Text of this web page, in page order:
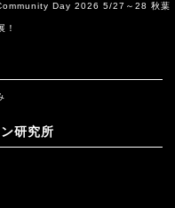
Day 2026 5/27～28 秋葉
！
研究所